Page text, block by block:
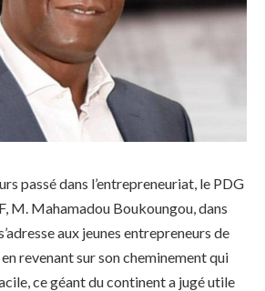
passé dans l’entrepreneuriat, le PDG
M. Mahamadou Boukoungou, dans
aux jeunes entrepreneurs de
revenant sur son cheminement qui
ce géant du continent a jugé utile